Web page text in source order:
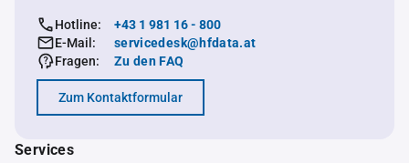
Hotline:
+43 1 981 16 - 800
E-Mail:
servicedesk@hfdata.at
Fragen:
Zu den FAQ
Zum Kontaktformular
Services